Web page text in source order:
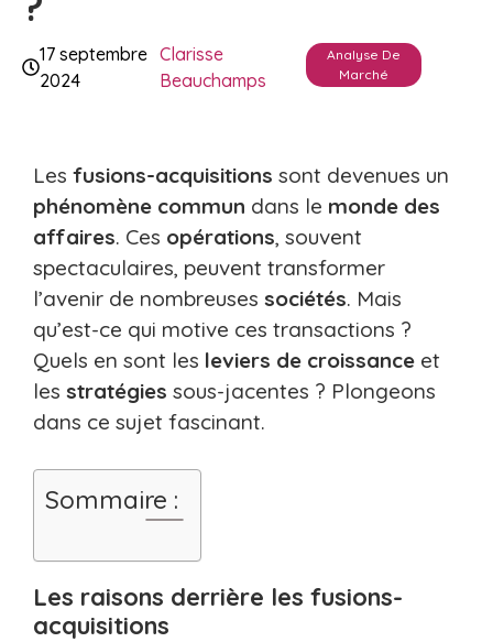
17 septembre
2024
Clarisse
Beauchamps
Analyse De
Marché
Les fusions-acquisitions sont devenues un
phénomène commun dans le monde des
affaires. Ces opérations, souvent
spectaculaires, peuvent transformer
l’avenir de nombreuses sociétés. Mais
qu’est-ce qui motive ces transactions ?
Quels en sont les leviers de croissance et
les stratégies sous-jacentes ? Plongeons
dans ce sujet fascinant.
Sommaire :
Les raisons derrière les fusions-
acquisitions